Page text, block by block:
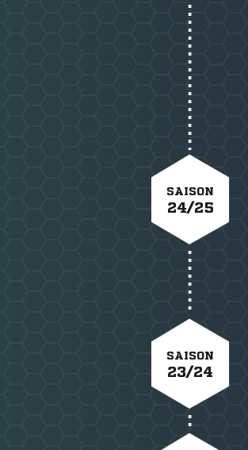
SAISON
24/25
SAISON
23/24